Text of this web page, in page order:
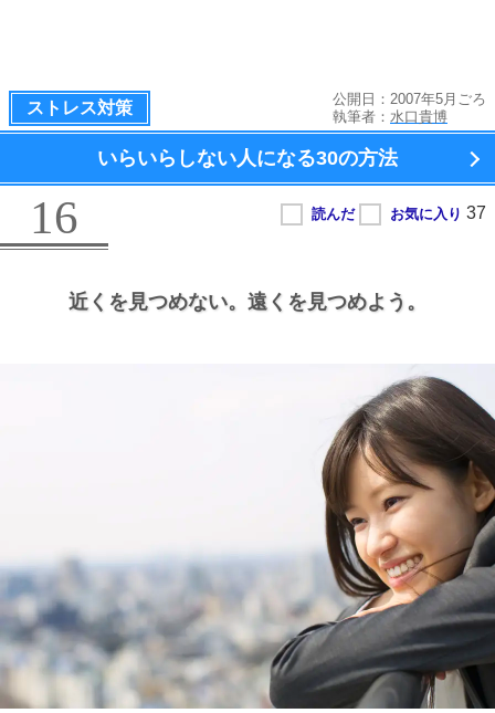
ストレス対策
公開日：2007年5月ごろ
執筆者： 水口貴博
いらいらしない人になる30の方法
16
近くを見つめない。 遠くを見つめよう。